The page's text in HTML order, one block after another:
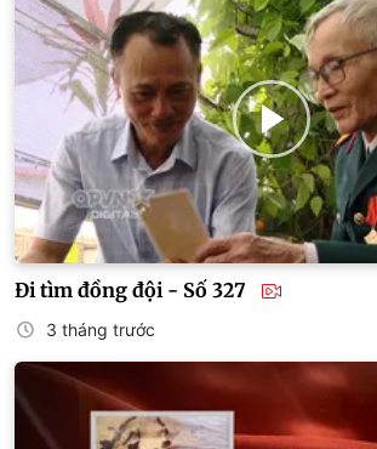
Đi tìm đồng đội - Số 327
3 tháng trước